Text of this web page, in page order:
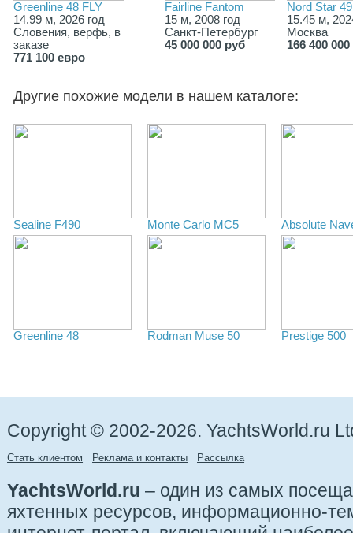
Greenline 48 FLY
14.99 м, 2026 год
Словения, верфь, в
заказе
771 100 евро
Fairline Fantom
15 м, 2008 год
Санкт-Петербург
45 000 000 руб
Nord Star
15.45 м,
Москва
166 400
Другие похожие модели в нашем каталоге:
Sealine F490 Monte Carlo MC5 Absolute
Greenline 48 Rodman Muse 50 Prestige 500
Copyright © 2002-2026. YachtsWorld.ru
Стать клиентом Реклама и контакты Рассылка
YachtsWorld.ru – один из самых
яхтенных ресурсов, информационно-